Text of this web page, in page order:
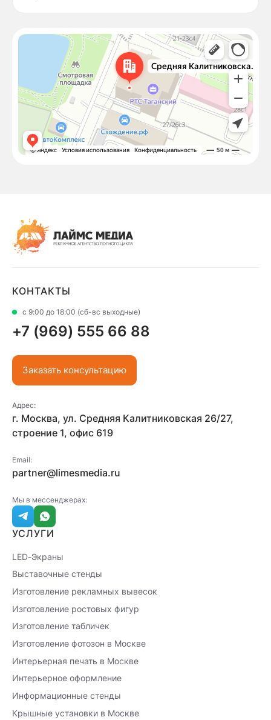
Москва
Средняя Калитниковская улица, 26/27с1 — Яндекс Карты
КОНТАКТЫ
с 9:00 до 18:00 (сб-вс выходные)
+7 (969) 555 66 88
Заказать консультацию
Адрес:
г. Москва, ул. Средняя Калитниковская 26/27,
строение 1, офис 619
Email:
partner@limesmedia.ru
Мы в мессенджерах:
УСЛУГИ
LED-Экраны
Выставочные стенды
Изготовление рекламных вывесок
Изготовление ростовых фигур
Изготовление табличек
Изготовление фотозон в Москве
Интерьерная печать в Москве
Интерьерное оформление
Информационные стенды
Крышные установки в Москве